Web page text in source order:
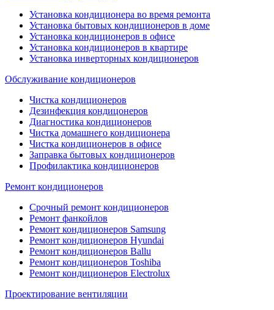
Установка кондиционера во время ремонта
Установка бытовых кондиционеров в доме
Установка кондиционеров в офисе
Установка кондиционеров в квартире
Установка инверторных кондиционеров
Обслуживание кондиционеров
Чистка кондиционеров
Дезинфекция кондицонеров
Диагностика кондиционеров
Чистка домашнего кондиционера
Чистка кондиционеров в офисе
Заправка бытовых кондиционеров
Профилактика кондиционеров
Ремонт кондиционеров
Срочный ремонт кондиционеров
Ремонт фанкойлов
Ремонт кондиционеров Samsung
Ремонт кондиционеров Hyundai
Ремонт кондиционеров Ballu
Ремонт кондиционеров Toshibа
Ремонт кондиционеров Electrolux
Проектирование вентиляции